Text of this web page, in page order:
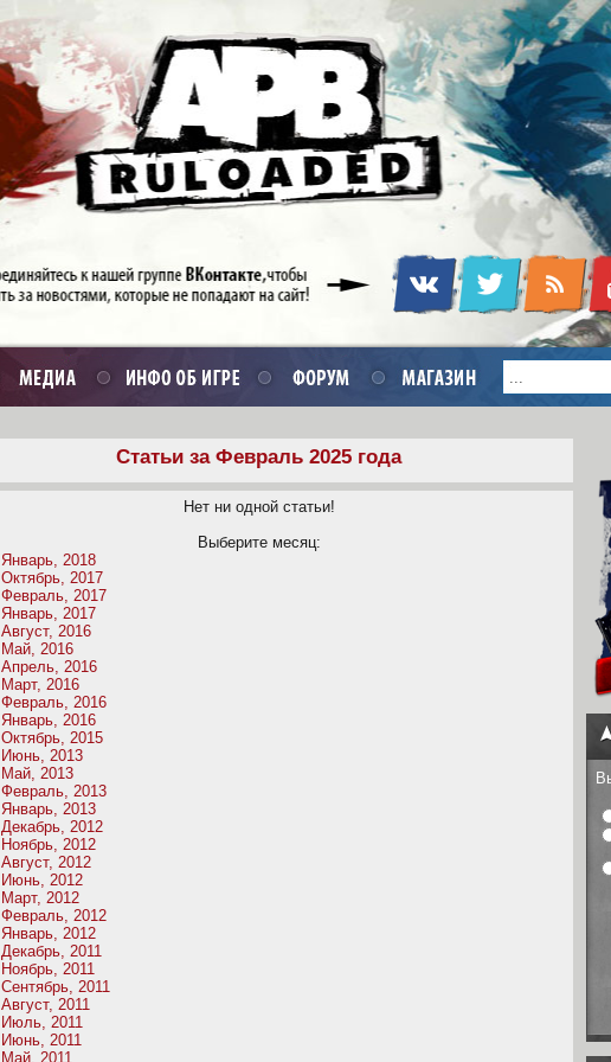
Статьи за Февраль 2025 года
Нет ни одной статьи!
Выберите месяц:
Январь, 2018
Октябрь, 2017
Февраль, 2017
Январь, 2017
Август, 2016
Май, 2016
Апрель, 2016
Март, 2016
Февраль, 2016
Январь, 2016
Октябрь, 2015
Июнь, 2013
Май, 2013
Февраль, 2013
Январь, 2013
Декабрь, 2012
Ноябрь, 2012
Август, 2012
Июнь, 2012
Март, 2012
Февраль, 2012
Январь, 2012
Декабрь, 2011
Ноябрь, 2011
Сентябрь, 2011
Август, 2011
Июль, 2011
Июнь, 2011
Май, 2011